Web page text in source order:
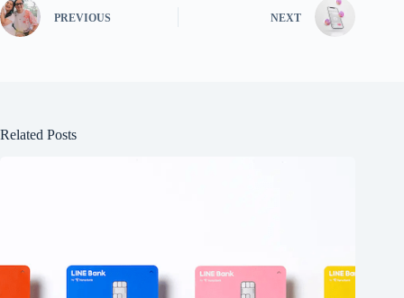
PREVIOUS NEXT
Related Posts